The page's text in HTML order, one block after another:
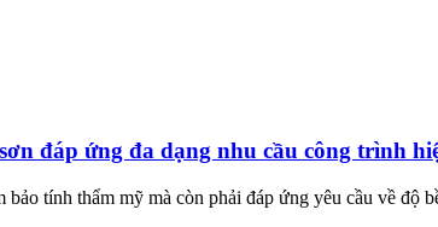
đáp ứng đa dạng nhu cầu công trình
tính thẩm mỹ mà còn phải đáp ứng yêu cầu về độ